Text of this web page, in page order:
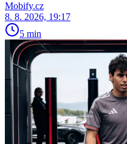
Mobify.cz
8. 8. 2026, 19:17
5 min